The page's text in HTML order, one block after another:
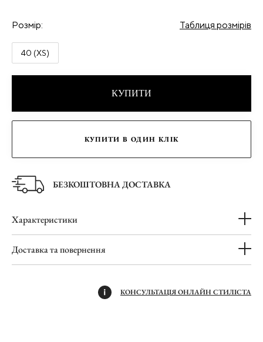
Розмір: Таблиця розмірів
40 (XS)
КУПИТИ
КУПИТИ В ОДИН КЛІК
БЕЗКОШТОВНА ДОСТАВКА
Характеристики
Доставка та повернення
КОНСУЛЬТАЦІЯ ОНЛАЙН СТИЛІСТА